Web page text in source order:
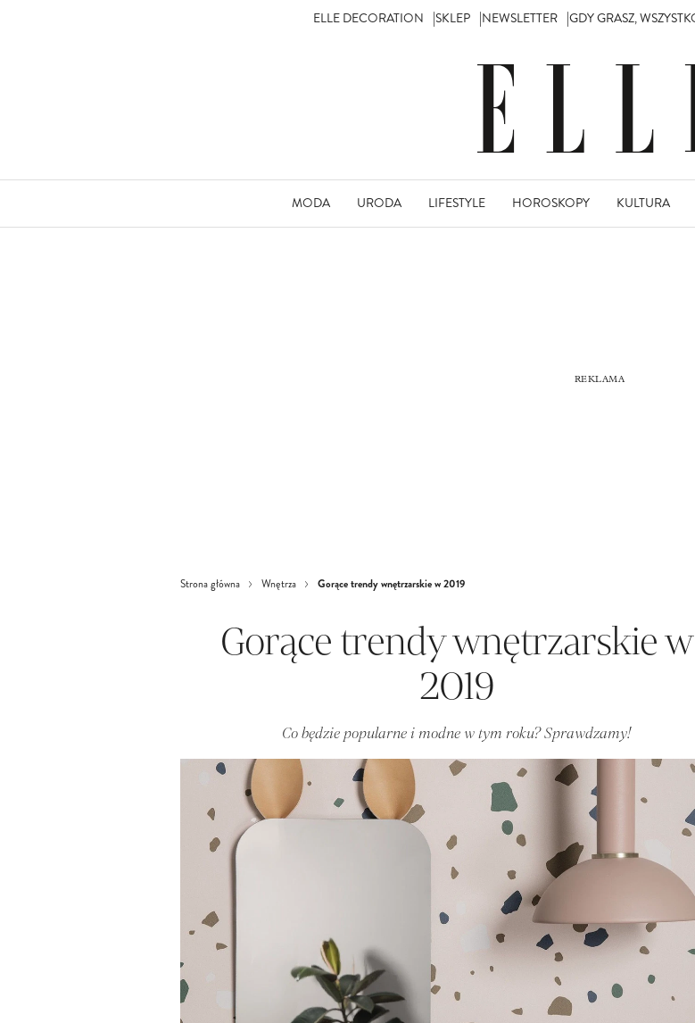
ELLE DECORATION SKLEP NEWSLETTER GDY GRASZ,
MODA URODA LIFESTYLE HOROSKOPY KULTURA
Strona główna Wnętrza Gorące trendy wnętrzarskie w 2019
Gorące trendy wnętrzarskie w
2019
Co będzie popularne i modne w tym roku? Sprawdzamy!